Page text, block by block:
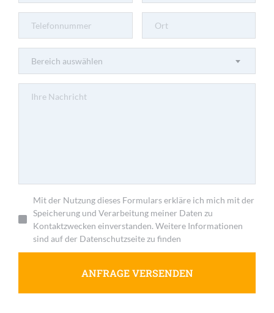
Bereich auswählen
Mit der Nutzung dieses Formulars erkläre ich mich mit der
Speicherung und Verarbeitung meiner Daten zu
Kontaktzwecken einverstanden. Weitere Informationen
sind auf der Datenschutzseite zu finden
ANFRAGE VERSENDEN